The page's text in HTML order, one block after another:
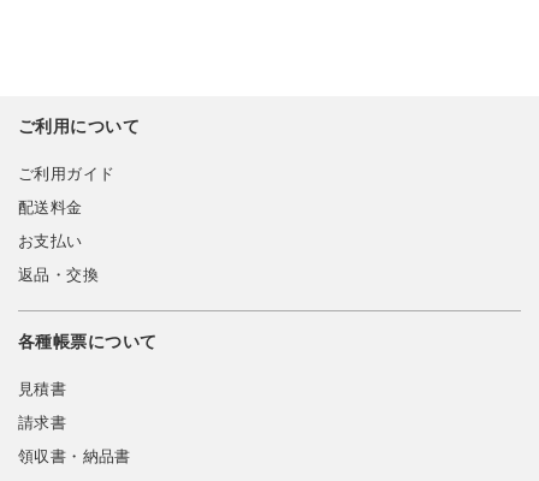
ご利用について
ご利用ガイド
配送料金
お支払い
返品・交換
各種帳票について
見積書
請求書
領収書・納品書